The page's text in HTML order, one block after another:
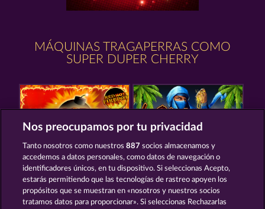
MÁQUINAS TRAGAPERRAS COMO
SUPER DUPER CHERRY
EXPLODIAC RHFP 40 THIEVES
Nos preocupamos por tu privacidad
Tanto nosotros como nuestros887 socios almacenamos y
accedemos a datos personales, como datos de navegación o
identificadores únicos, en tu dispositivo. Si seleccionas Acepto,
estarás permitiendo que las tecnologías de rastreo apoyen los
propósitos que se muestran en «nosotros y nuestros socios
tratamos datos para proporcionar». Si seleccionas Rechazarlas